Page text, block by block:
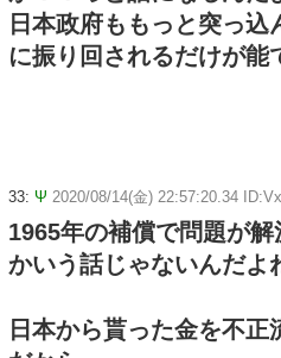
日本政府ももっと突っ
に振り回されるだけが能
33: Ψ 2020/08/14(金) 22:57:20.34
1965年の補償で問題が
かいう話じゃないんだよ
日本から貰った金を不